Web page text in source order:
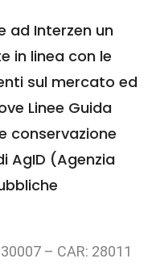
ad Interzen un
in linea con le
sul mercato ed
Linee Guida
conservazione
AgID (Agenzia
– CAR: 28011